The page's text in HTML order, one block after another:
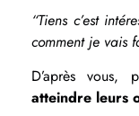
“Tiens c’est
comment je vais
D’après vous,
atteindre leurs